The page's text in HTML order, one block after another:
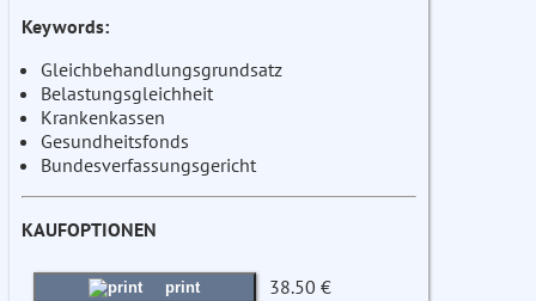
Keywords:
Gleichbehandlungsgrundsatz
Belastungsgleichheit
Krankenkassen
Gesundheitsfonds
Bundesverfassungsgericht
KAUFOPTIONEN
print 38.50 €